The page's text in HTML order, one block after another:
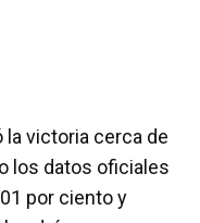
la victoria cerca de
los datos oficiales
por ciento y